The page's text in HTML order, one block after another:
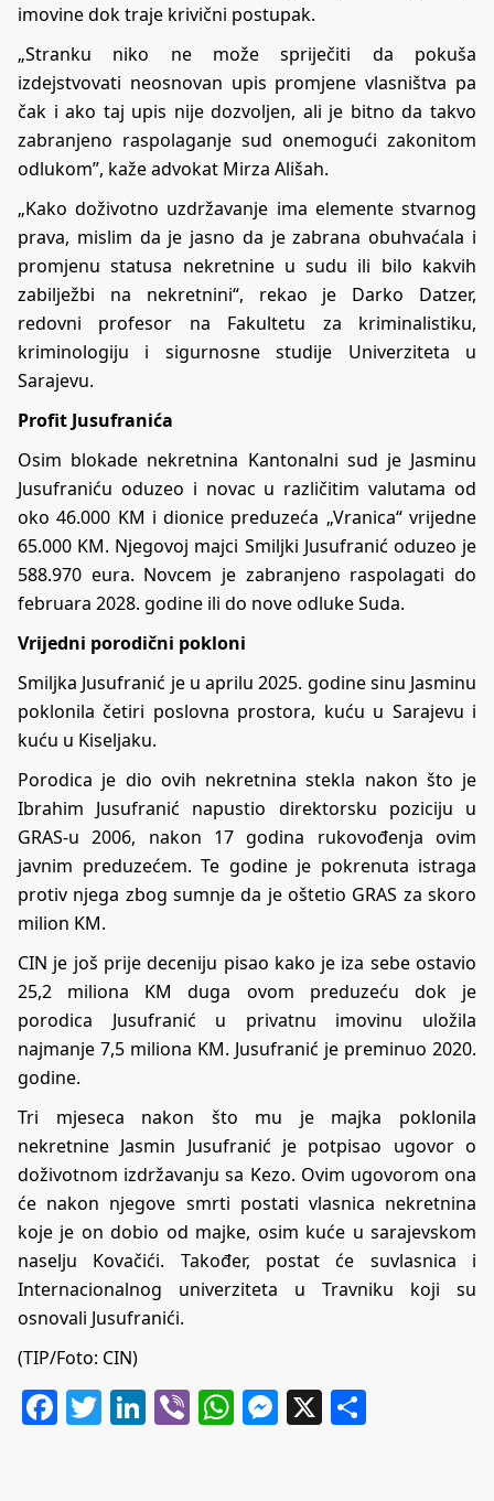
imovine dok traje krivični postupak.
„Stranku niko ne može spriječiti da pokuša
izdejstvovati neosnovan upis promjene vlasništva pa
čak i ako taj upis nije dozvoljen, ali je bitno da takvo
zabranjeno raspolaganje sud onemogući zakonitom
odlukom”, kaže advokat Mirza Ališah.
„Kako doživotno uzdržavanje ima elemente stvarnog
prava, mislim da je jasno da je zabrana obuhvaćala i
promjenu statusa nekretnine u sudu ili bilo kakvih
zabilježbi na nekretnini“, rekao je Darko Datzer,
redovni profesor na Fakultetu za kriminalistiku,
kriminologiju i sigurnosne studije Univerziteta u
Sarajevu.
Profit Jusufranića
Osim blokade nekretnina Kantonalni sud je Jasminu
Jusufraniću oduzeo i novac u različitim valutama od
oko 46.000 KM i dionice preduzeća „Vranica“ vrijedne
65.000 KM. Njegovoj majci Smiljki Jusufranić oduzeo je
588.970 eura. Novcem je zabranjeno raspolagati do
februara 2028. godine ili do nove odluke Suda.
Vrijedni porodični pokloni
Smiljka Jusufranić je u aprilu 2025. godine sinu Jasminu
poklonila četiri poslovna prostora, kuću u Sarajevu i
kuću u Kiseljaku.
Porodica je dio ovih nekretnina stekla nakon što je
Ibrahim Jusufranić napustio direktorsku poziciju u
GRAS-u 2006, nakon 17 godina rukovođenja ovim
javnim preduzećem. Te godine je pokrenuta istraga
protiv njega zbog sumnje da je oštetio GRAS za skoro
milion KM.
CIN je još prije deceniju pisao kako je iza sebe ostavio
25,2 miliona KM duga ovom preduzeću dok je
porodica Jusufranić u privatnu imovinu uložila
najmanje 7,5 miliona KM. Jusufranić je preminuo 2020.
godine.
Tri mjeseca nakon što mu je majka poklonila
nekretnine Jasmin Jusufranić je potpisao ugovor o
doživotnom izdržavanju sa Kezo. Ovim ugovorom ona
će nakon njegove smrti postati vlasnica nekretnina
koje je on dobio od majke, osim kuće u sarajevskom
naselju Kovačići. Također, postat će suvlasnica i
Internacionalnog univerziteta u Travniku koji su
osnovali Jusufranići.
(TIP/Foto: CIN)
Facebook
Twitter
LinkedIn
ViberWhatsApp
Messenger
X